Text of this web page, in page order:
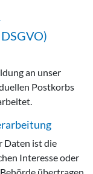
an unser
Postkorbs
Daten ist die
Interesse oder